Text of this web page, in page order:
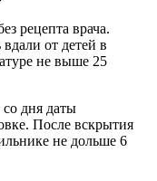
рецепта врача.
от детей в
не выше 25
со дня даты
После вскрытия
не дольше 6